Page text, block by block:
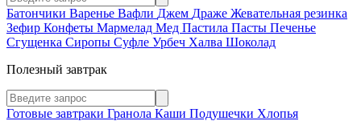
Батончики Варенье Вафли Джем Драже Жевательная резинка
Зефир Конфеты Мармелад Мед Пастила Пасты Печенье
Сгущенка Сиропы Суфле Урбеч Халва Шоколад
Полезный завтрак
Готовые завтраки Гранола Каши Подушечки Хлопья